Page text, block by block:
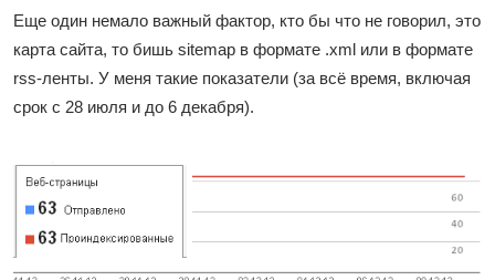
Еще один немало важный фактор, кто бы что не говорил, это
карта сайта, то бишь sitemap в формате .xml или в формате
rss-ленты. У меня такие показатели (за всё время, включая
срок с 28 июля и до 6 декабря).